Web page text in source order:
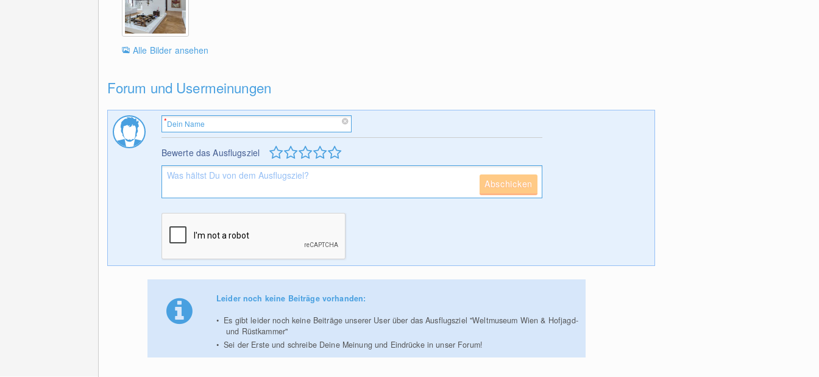
Alle Bilder ansehen
Forum und Usermeinungen
Bewerte das Ausflugsziel
Abschicken
Leider noch keine Beiträge vorhanden:
Es gibt leider noch keine Beiträge unserer User über das Ausflugsziel "Weltmuseum Wien & Hofjagd-
und Rüstkammer"
Sei der Erste und schreibe Deine Meinung und Eindrücke in unser Forum!